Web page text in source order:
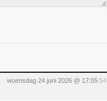
woensdag 24 juni 2026 @ 17:05:54